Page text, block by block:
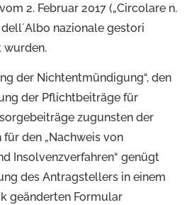
2. Februar 2017 („Circolare n.
nazionale gestori
wurden.
der Nichtentmündigung“, den
der Pflichtbeiträge für
zugunsten der
den „Nachweis von
Insolvenzverfahren“ genügt
des Antragstellers in einem
geänderten Formular